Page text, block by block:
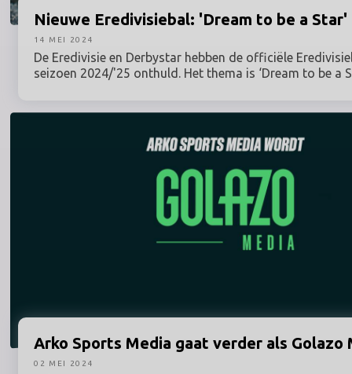
Nieuwe Eredivisiebal: 'Dream to be a Star'
De Eredivisie en Derbystar hebben de officiële
seizoen 2024/'25 onthuld. Het thema is ‘Dream to be a
14 MEI 2024
Arko Sports Media gaat verder als Golazo
02 MEI 2024